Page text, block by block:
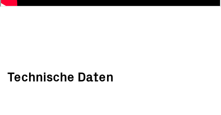
Technische Daten